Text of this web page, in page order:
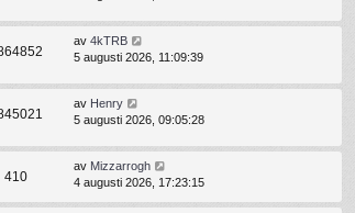
av 4kTRB
5 augusti 2026, 11:09:39
av Henry
5 augusti 2026, 09:05:28
410
av Mizzarrogh
4 augusti 2026, 17:23:15